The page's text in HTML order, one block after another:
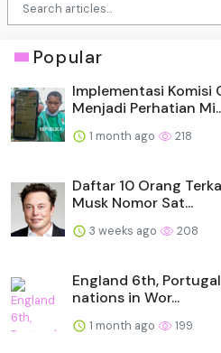
Popular
Implementasi Komisi
Menjadi Perhatian
1 month ago 218
Daftar 10 Orang
Musk Nomor Sat...
3 weeks ago 208
England 6th,
nations in Wor...
1 month ago 199